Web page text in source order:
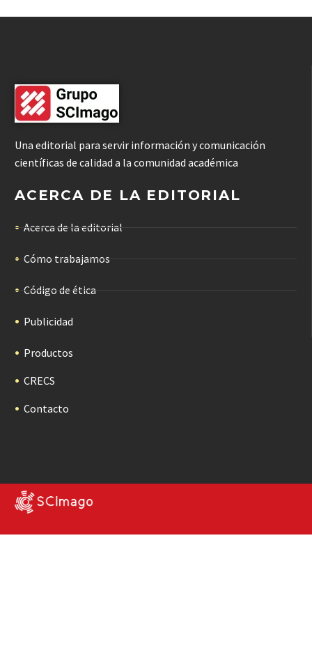
Una editorial para servir información y comunicación
científicas de calidad a la comunidad académica
ACERCA DE LA EDITORIAL
Acerca de la editorial
Cómo trabajamos
Código de ética
Publicidad
Productos
CRECS
Contacto